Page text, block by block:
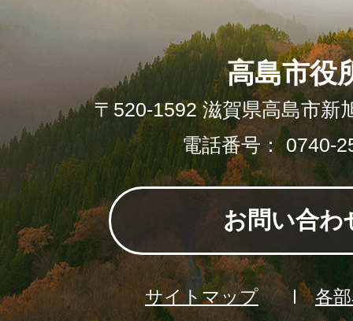
高島市役
〒520-1592 滋賀県高島市新
電話番号： 0740-
お問い合わ
サイトマップ
各